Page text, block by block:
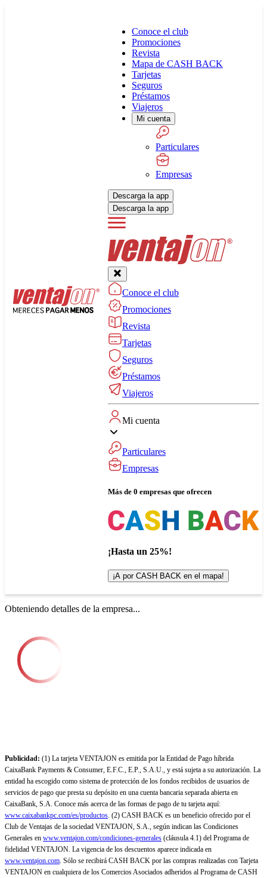
Conoce el club
Promociones
Revista
Mapa de CASH BACK
Tarjetas
Seguros
Préstamos
Viajeros
Mi cuenta
Particulares
Empresas
Descarga la app
Descarga la app
Conoce el club
Promociones
Revista
Tarjetas
Seguros
Préstamos
Viajeros
Mi cuenta
Particulares
Empresas
Más de 0 empresas que ofrecen
¡Hasta un 25%!
¡A por CASH BACK en el mapa!
Obteniendo detalles de la empresa...
Publicidad: (1) La tarjeta VENTAJON es emitida por la Entidad de Pago híbrida
CaixaBank Payments & Consumer, E.F.C., E.P., S.A.U., y está sujeta a su autorización. La
entidad ha escogido como sistema de protección de los fondos recibidos de usuarios de
servicios de pago que presta su depósito en una cuenta bancaria separada abierta en
CaixaBank, S.A. Conoce más acerca de las formas de pago de tu tarjeta aquí:
www.caixabankpc.com/es/productos. (2) CASH BACK es un beneficio ofrecido por el
Club de Ventajas de la sociedad VENTAJON, S.A., según indican las Condiciones
Generales en www.ventajon.com/condiciones-generales (cláusula 4.1) del Programa de
fidelidad VENTAJON. La vigencia de los descuentos aparece indicada en
www.ventajon.com. Sólo se recibirá CASH BACK por las compras realizadas con Tarjeta
VENTAJON en cualquiera de los Comercios Asociados adheridos al Programa de CASH